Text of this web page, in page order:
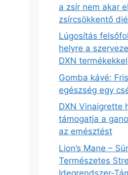
a zsír nem akar
zsírcsökkentő
Lúgosítás
helyre a
DXN termékekkel
Gomba kávé:
egészség egy
DXN Vinaigrette
támogatja a
az emésztést
Lion’s Mane –
Természetes